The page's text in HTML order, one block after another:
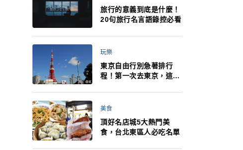
旅行的意義到底是什麼！
20句旅行名言語錄控必看
玩樂
東京自由行別急著排行
程！第一次去東京，這10
美食
頂好名店城5大熱門美
食，台北東區人必吃名單